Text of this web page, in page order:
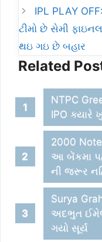
IPL PLAY
ટીમો છે સેમી
થઇ ગઇ છે બહાર
Related
NTPC
IPO ક્યારે
2000
આ બેંકમા
ની જરૂર
Surya
અદભુત
ગયો સૂર્ય